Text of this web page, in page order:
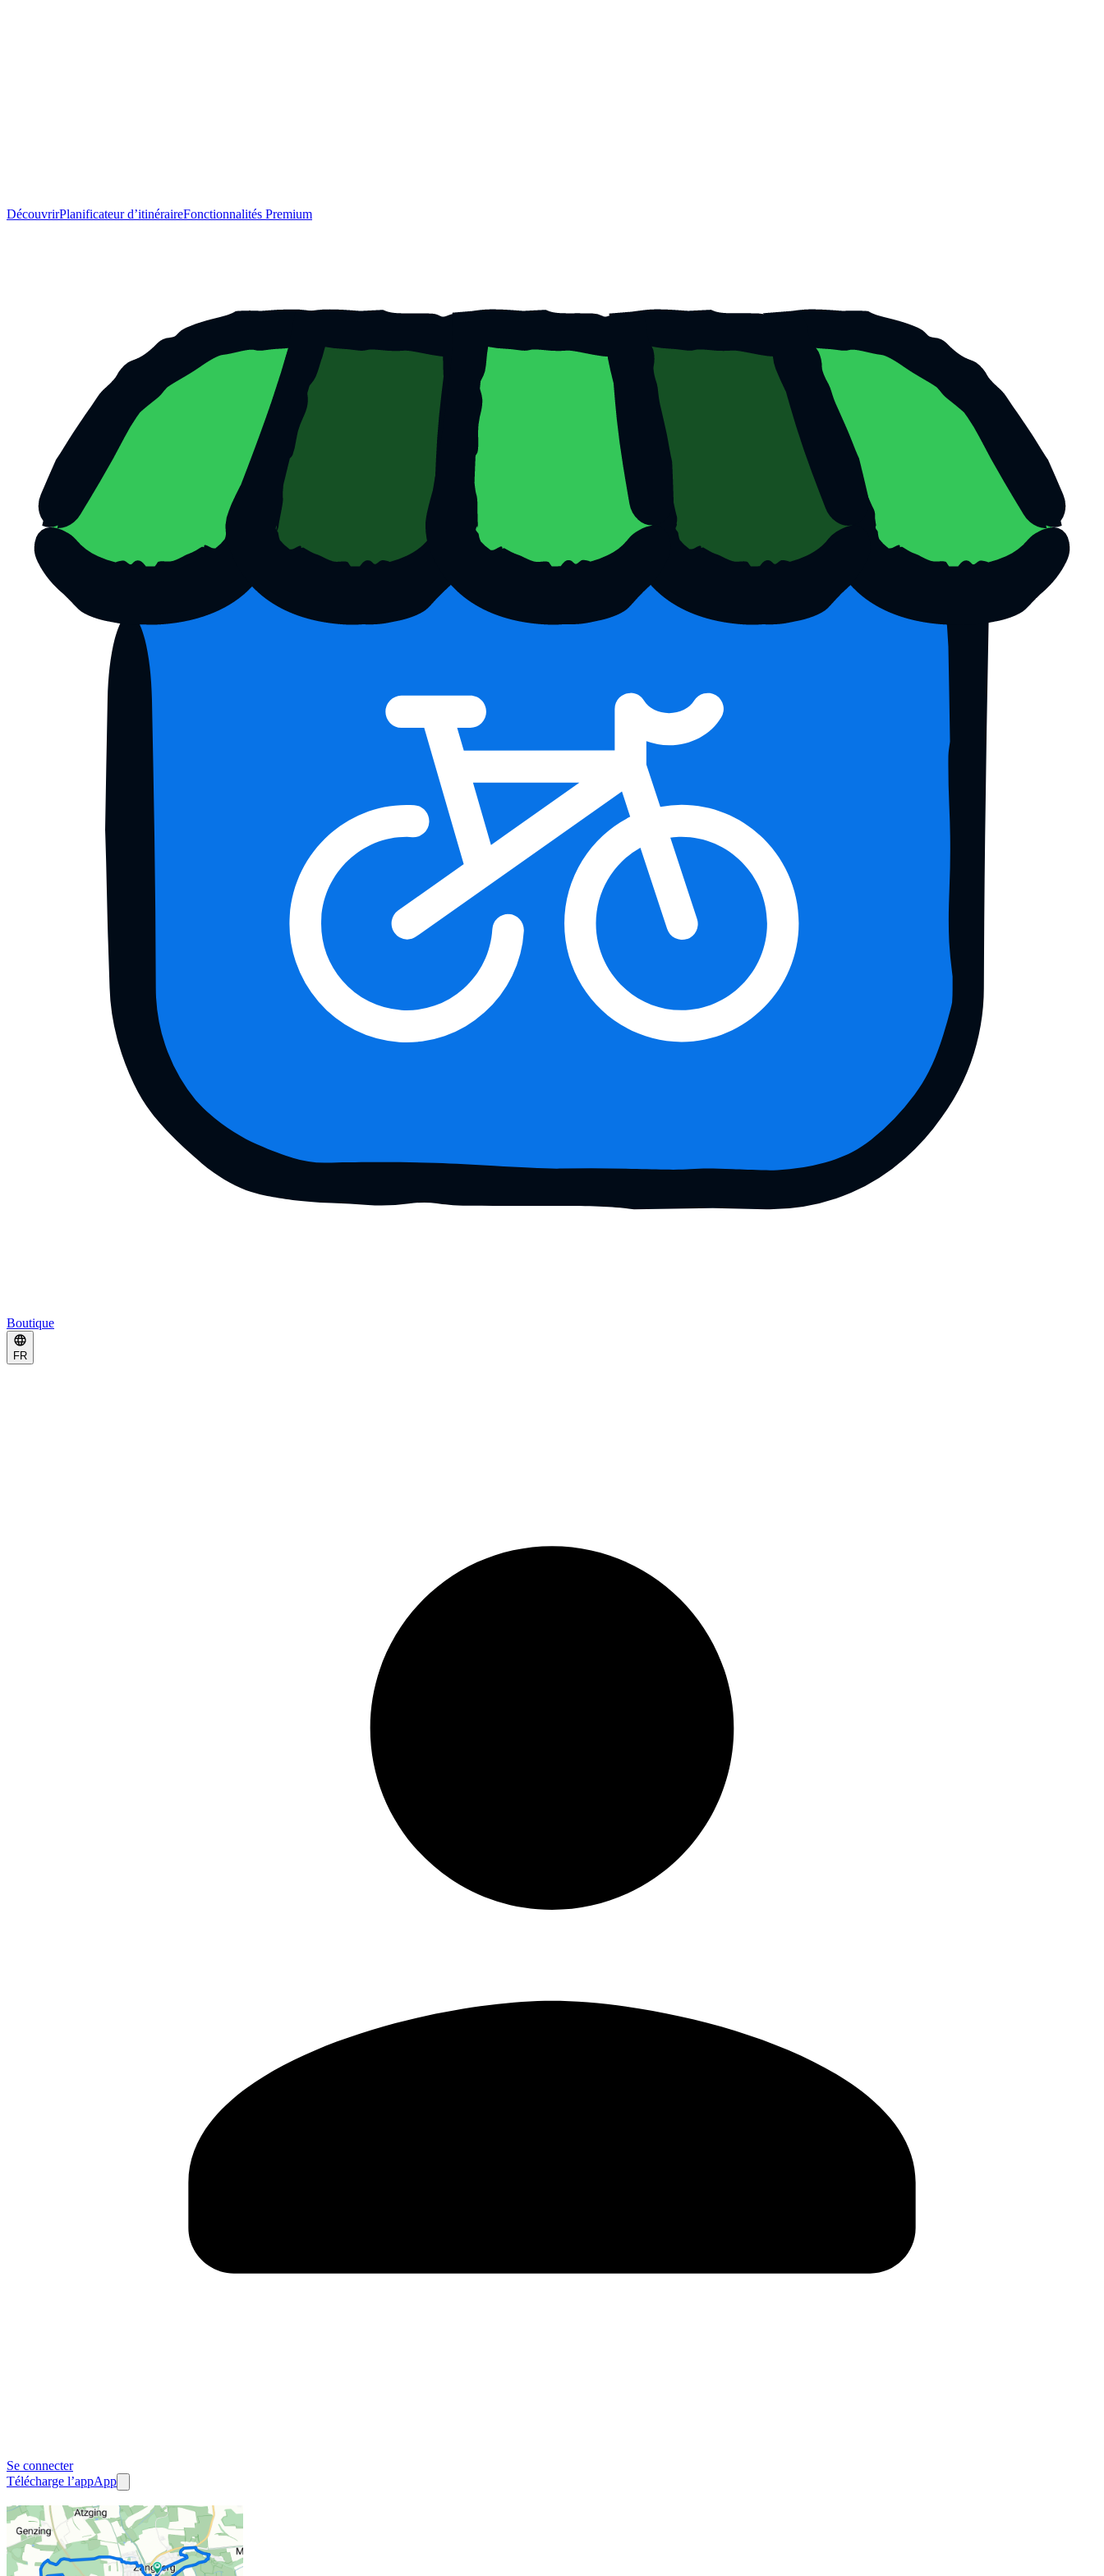
DécouvrirPlanificateur d’itinéraireFonctionnalités Premium
Boutique
FR
Se connecter
Télécharge l’appApp